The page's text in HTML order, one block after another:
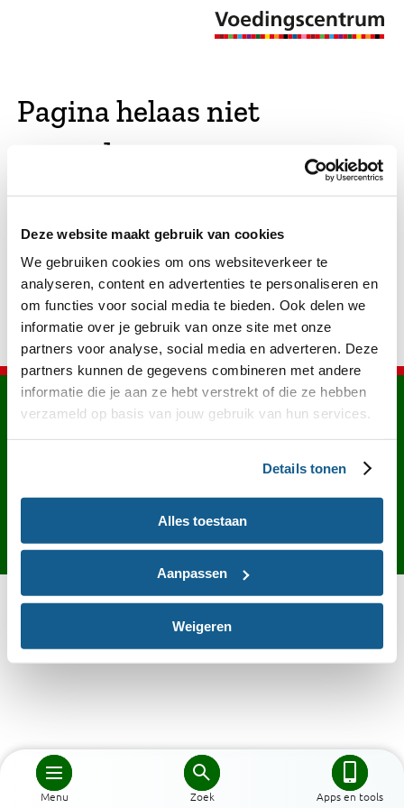
Deze website maakt gebruik van cookies
We gebruiken cookies om ons websiteverkeer te
analyseren, content en advertenties te personaliseren en
om functies voor social media te bieden. Ook delen we
informatie over je gebruik van onze site met onze
partners voor analyse, social media en adverteren. Deze
partners kunnen de gegevens combineren met andere
informatie die je aan ze hebt verstrekt of die ze hebben
verzameld op basis van jouw gebruik van hun services.
Details tonen
Alles toestaan
Aanpassen
Weigeren
Menu Zoek Apps en tools
Pagina helaas niet
gevonden
hebben gekeken of er vergelijkbare pagina's
bestaan. Als dat zo is, dan zie je die hier.
Contact English Privacy
Cookies
Toegankelijkheid
Desktop site